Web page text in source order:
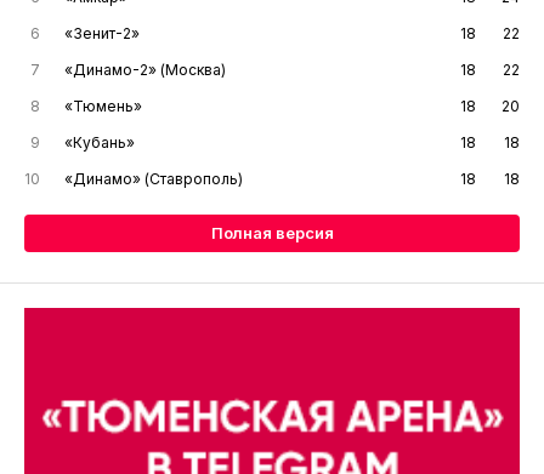
6
«Зенит-2» 18
22
7
«Динамо-2» (Москва) 18
22
8
«Тюмень» 18
20
9
«Кубань» 18
18
10
«Динамо» (Ставрополь) 18 18
Полная версия